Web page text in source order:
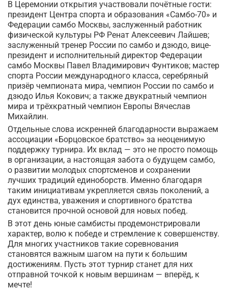
В Церемонии открытия участвовали почётные гости:
президент Центра спорта и образования «Самбо-70» и
Федерации самбо Москвы, заслуженный работник
физической культуры РФ Ренат Алексеевич Лайшев;
заслуженный тренер России по самбо и дзюдо, вице-
президент и исполнительный директор Федерации
самбо Москвы Павел Владимирович Фунтиков; мастер
спорта России международного класса, серебряный
призёр чемпионата мира, чемпион России по самбо и
дзюдо Илья Кокович; а также двукратный чемпион
мира и трёхкратный чемпион Европы Вячеслав
Михайлин.
Отдельные слова искренней благодарности выражаем
ассоциации «Борцовское братство» за неоценимую
поддержку турнира. Их вклад — это не просто помощь
в организации, а настоящая забота о будущем самбо,
о развитии молодых спортсменов и сохранении
лучших традиций единоборств. Именно благодаря
таким инициативам укрепляется связь поколений, а
дух единства, уважения и спортивного братства
становится прочной основой для новых побед.
В этот день юные самбисты продемонстрировали
характер, волю к победе и стремление к совершенству.
Для многих участников такие соревнования
становятся важным шагом на пути к большим
достижениям. Пусть этот турнир станет для них
отправной точкой к новым вершинам — вперёд, к
мечте!